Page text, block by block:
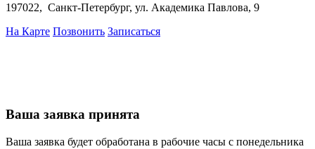
197022, Санкт-Петербург, ул. Академика Павлова, 9
На Карте Позвонить Записаться
Ваша заявка принята
Ваша заявка будет обработана в рабочие часы с понедельника